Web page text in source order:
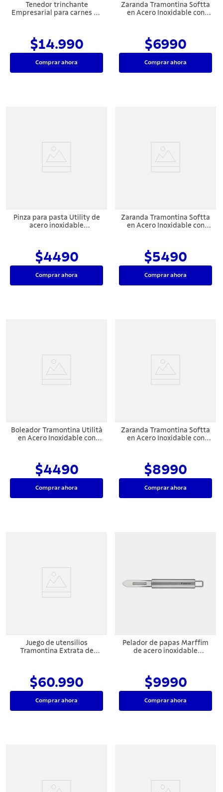
Tenedor trinchante
Empresarial para carnes de
$14.990
Comprar ahora
Zaranda Tramontina Softta
en Acero Inoxidable con
$6990
Comprar ahora
Pinza para pasta Utility de
acero inoxidable
$4490
Comprar ahora
Zaranda Tramontina Softta
en Acero Inoxidable con
$5490
Comprar ahora
Boleador Tramontina Utilità
en Acero Inoxidable con
$4490
Comprar ahora
Zaranda Tramontina Softta
en Acero Inoxidable con
$8990
Comprar ahora
Juego de utensilios
Tramontina Extrata de
$60.990
Comprar ahora
Pelador de papas Marffim
de acero inoxidable
$9990
Comprar ahora